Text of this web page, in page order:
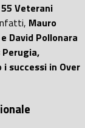
Veterani
Mauro
David Pollonara
successi in Over